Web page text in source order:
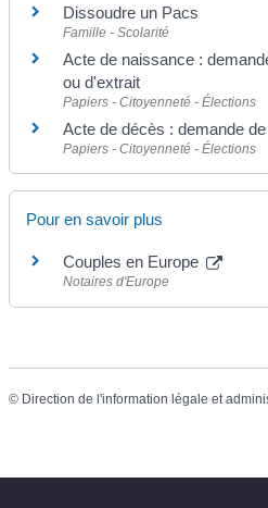
Dissoudre un Pacs
Famille - Scolarité
Acte de naissance :
ou d'extrait
Papiers - Citoyenneté - Élections
Acte de décès : demande
Papiers - Citoyenneté - Élections
Pour en savoir plus
Couples en Europe
Notaires d'Europe
© Direction de l'information légale et